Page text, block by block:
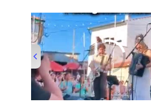
00:00/00:51